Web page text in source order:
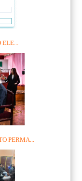
PERMA...